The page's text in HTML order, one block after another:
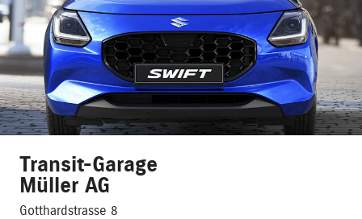
Transit-Garage
Müller AG
Gotthardstrasse 8